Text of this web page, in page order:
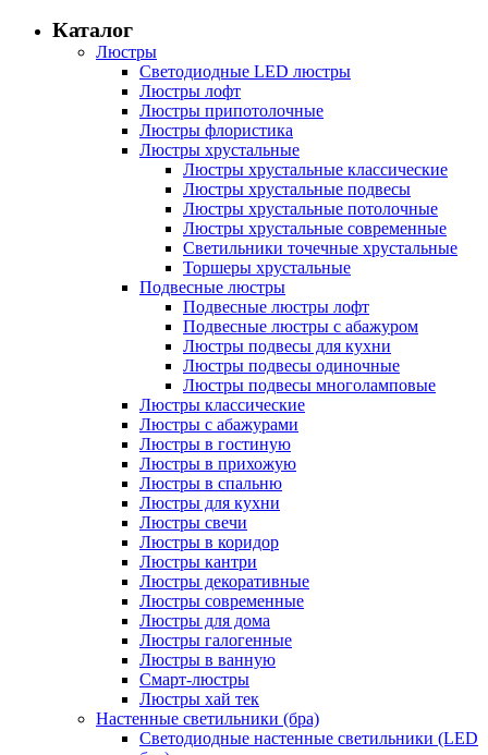
Каталог
Люстры
Светодиодные LED люстры
Люстры лофт
Люстры припотолочные
Люстры флористика
Люстры хрустальные
Люстры хрустальные классические
Люстры хрустальные подвесы
Люстры хрустальные потолочные
Люстры хрустальные современные
Светильники точечные хрустальные
Торшеры хрустальные
Подвесные люстры
Подвесные люстры лофт
Подвесные люстры с абажуром
Люстры подвесы для кухни
Люстры подвесы одиночные
Люстры подвесы многоламповые
Люстры классические
Люстры с абажурами
Люстры в гостиную
Люстры в прихожую
Люстры в спальню
Люстры для кухни
Люстры свечи
Люстры в коридор
Люстры кантри
Люстры декоративные
Люстры современные
Люстры для дома
Люстры галогенные
Люстры в ванную
Смарт-люстры
Люстры хай тек
Настенные светильники (бра)
Светодиодные настенные светильники (LED